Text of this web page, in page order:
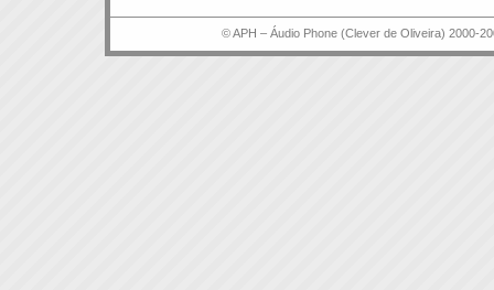
© APH – Áudio Phone (Clever de Oliveira) 2000-